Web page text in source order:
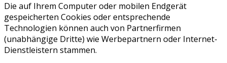
Die auf Ihrem Computer oder mobilen Endgerät
gespeicherten Cookies oder entsprechende
Technologien können auch von Partnerfirmen
(unabhängige Dritte) wie Werbepartnern oder Internet-
Dienstleistern stammen.